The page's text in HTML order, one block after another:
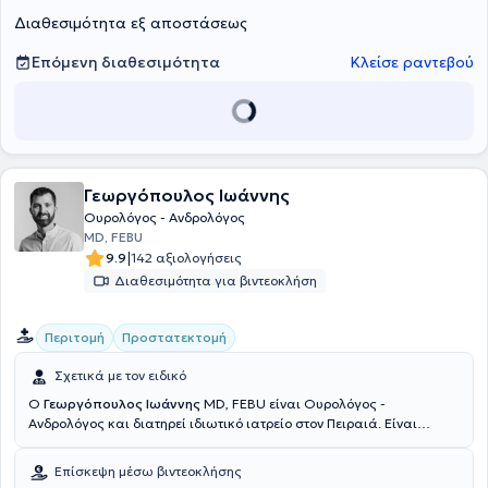
βουβωνοκήλης, υδροκήλης, κιρσοκήλης. Σήμερα εργάζεται στην
(euromedica) και είναι συνεργάτης του Υγεία κατ' οίκον. Τέλος, στα
σεμιναρίων και συνεδρίων και είναι μέλος του Ιατρικού Συλλόγου
Θεσσαλονίκης, της Ευρωπαϊκής Ουρολογικής Εταιρείας, της
Διαθεσιμότητα εξ αποστάσεως
Επόμενη διαθεσιμότητα
Κλείσε ραντεβού
Γεωργόπουλος Ιωάννης
Ουρολόγος - Ανδρολόγος
MD, FEBU
9.9|142 αξιολογήσεις
Διαθεσιμότητα για βιντεοκλήση
Περιτομή Προστατεκτομή
Σχετικά με τον ειδικό
Ο Γεωργόπουλος Ιωάννης MD, FEBU είναι Ουρολόγος -
Ανδρολόγος και διατηρεί ιδιωτικό ιατρείο στον Πειραιά. Είναι
Πανεπιστημίου Αθηνών με ειδίκευση στην Ουρολογία από την
Ουρολογική Κλινική του Πανεπιστημιακού Γενικού Νοσοκομείου
Επίσκεψη μέσω βιντεοκλήσης